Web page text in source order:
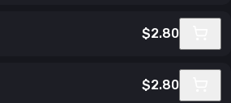
$2.80
$2.80